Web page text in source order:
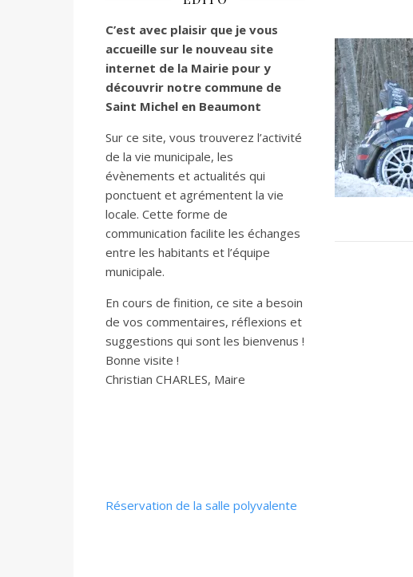
C’est avec plaisir que je vous
accueille sur le nouveau site
internet de la Mairie pour y
découvrir notre commune de
Saint Michel en Beaumont
Sur ce site, vous trouverez l’activité
de la vie municipale, les
évènements et actualités qui
ponctuent et agrémentent la vie
locale. Cette forme de
communication facilite les échanges
entre les habitants et l’équipe
municipale.
En cours de finition, ce site a besoin
de vos commentaires, réflexions et
suggestions qui sont les bienvenus !
Bonne visite !
Christian CHARLES, Maire
Réservation de la salle polyvalente